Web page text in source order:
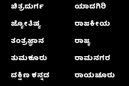
ಚಿತ್ರದುರ್ಗ
ಜ್ಯೋತಿಷ್ಯ
ತಂತ್ರಜ್ಞಾನ
ತುಮಕೂರು
ದಕ್ಷಿಣ ಕನ್ನಡ
ಯಾದಗಿರಿ
ರಾಜಕೀಯ
ರಾಜ್ಯ
ರಾಮನಗರ
ರಾಯಚೂರು